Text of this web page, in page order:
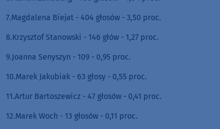
7.Magdalena Biejat - 404 głosów - 3,50 proc.
8.Krzysztof Stanowski - 146 głów - 1,27 proc.
9.Joanna Senyszyn - 109 - 0,95 proc.
10.Marek Jakubiak - 63 głosy - 0,55 proc.
11.Artur Bartoszewicz - 47 głosów - 0,41 proc.
12.Marek Woch - 13 głosów - 0,11 proc.